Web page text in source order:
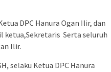
DPC Hanura Ogan Ilir, dan
ketua,Sekretaris Serta seluruh
Ilir.
selaku Ketua DPC Hanura